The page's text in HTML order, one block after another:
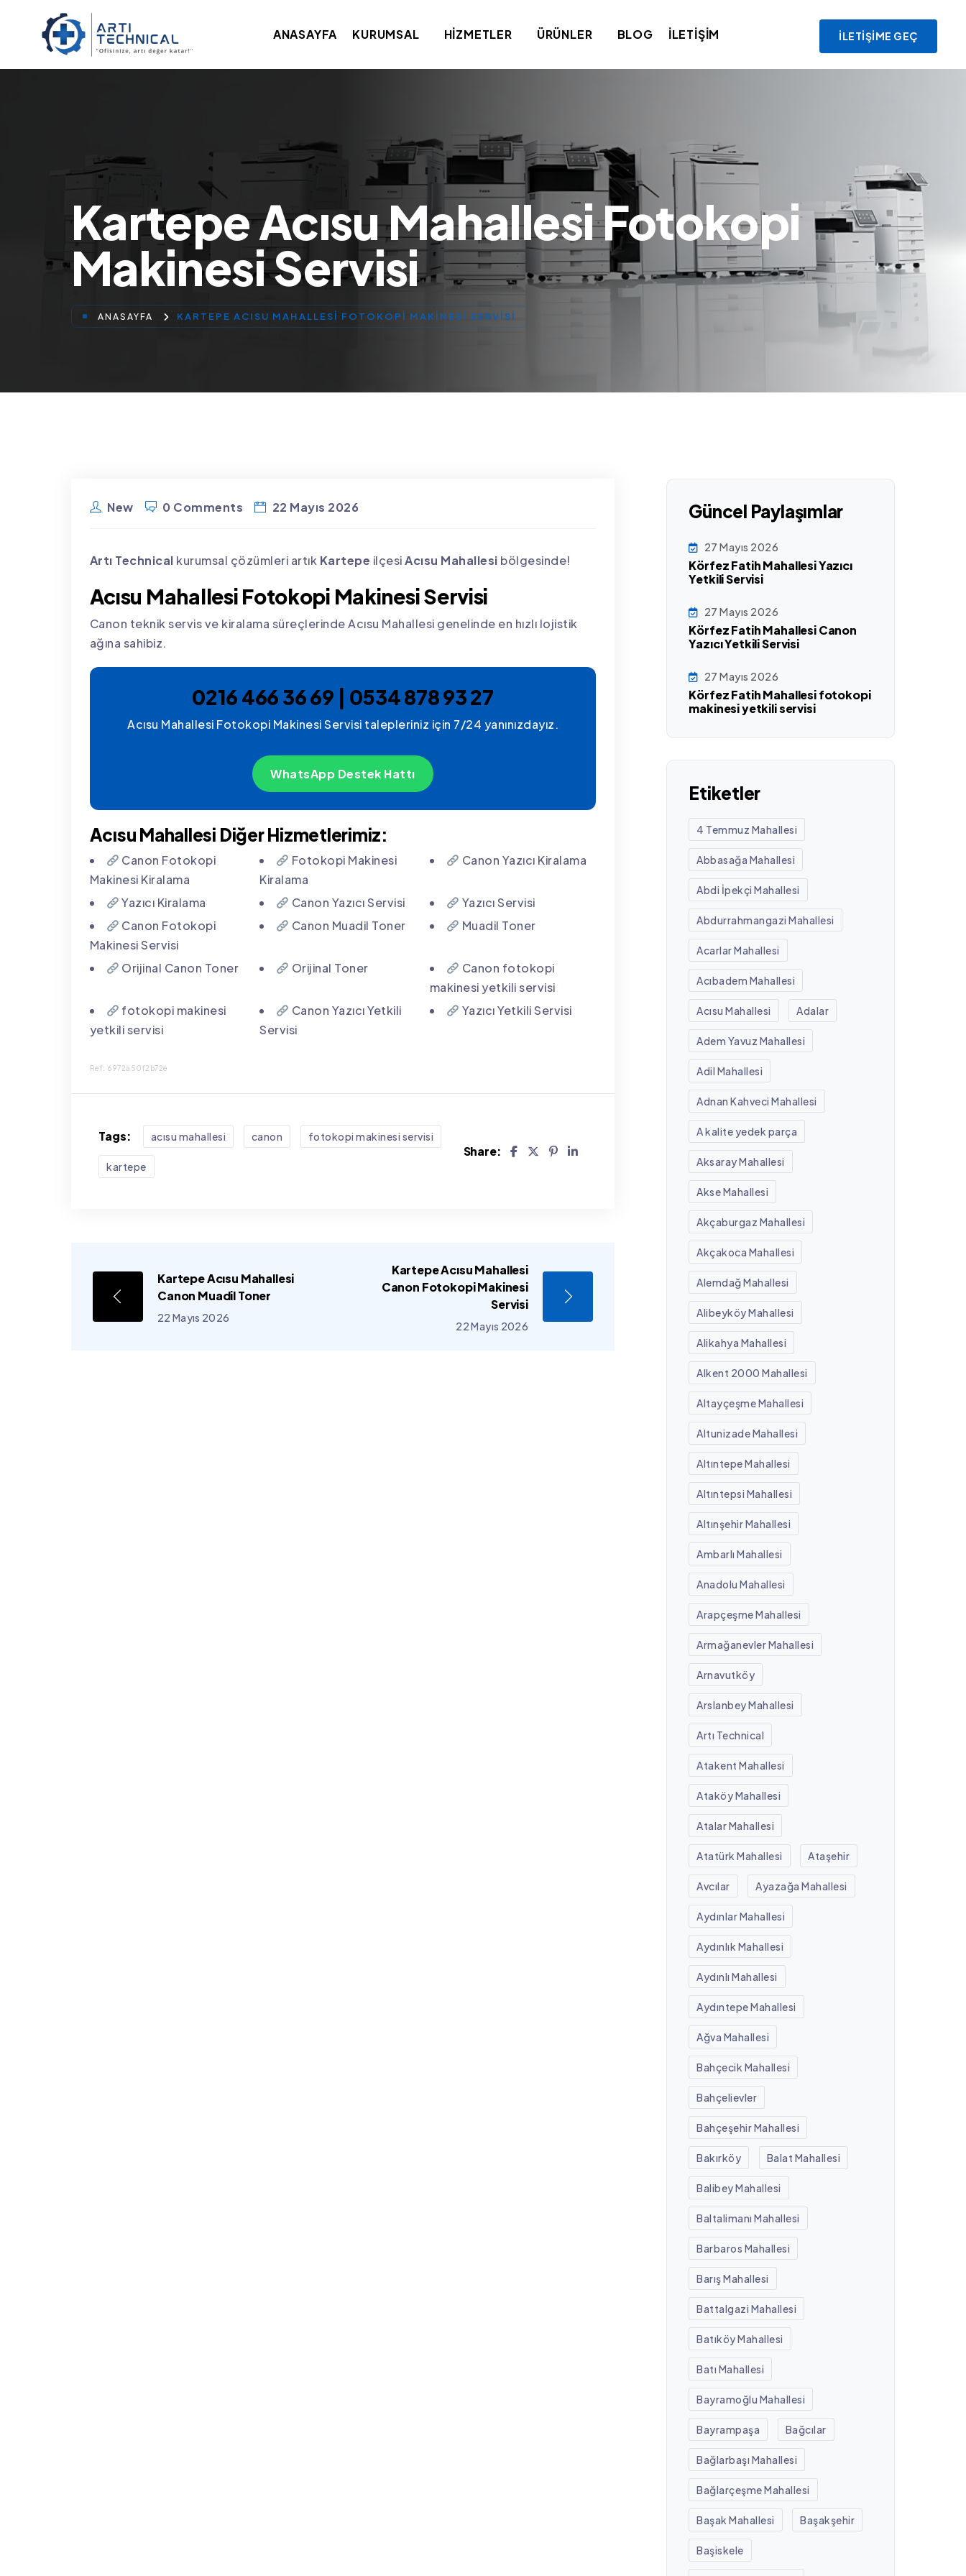
ANASAYFA KURUMSAL HIZMETLER ÜRÜNLER BLOG İLETIŞIM İLETIŞIME GEÇ
Kartepe Acısu Mahallesi Fotokopi
Makinesi Servisi
ANASAYFA KARTEPE ACISU MAHALLESI FOTOKOPI MAKINESI SERVISI
New 0 Comments 22 Mayıs 2026
Artı Technical kurumsal çözümleri artık Kartepe ilçesiAcısu Mahallesi bölgesinde!
Acısu Mahallesi Fotokopi Makinesi Servisi
Canon teknik servis ve kiralama süreçlerinde Acısu Mahallesi genelinde en hızlı lojistik
ağına sahibiz.
0216 466 36 69 | 0534 878 93 27
Acısu Mahallesi Fotokopi Makinesi Servisi talepleriniz için 7/24 yanınızdayız.
WhatsApp Destek Hattı
Acısu Mahallesi Diğer Hizmetlerimiz:
Canon Fotokopi
Makinesi Kiralama
Fotokopi Makinesi
Kiralama
Canon Yazıcı Kiralama
Yazıcı Kiralama Canon Yazıcı Servisi
Yazıcı Servisi
Canon Fotokopi
Makinesi Servisi
Canon Muadil Toner Muadil Toner
Orijinal Canon Toner Orijinal Toner
Canon fotokopi
makinesi yetkili servisi
fotokopi makinesi
yetkili servisi
Canon Yazıcı Yetkili
Servisi
Yazıcı Yetkili Servisi
Ref: 6972a50f2b72e
Tags: acısu mahallesi canon fotokopi makinesi servisi
kartepe
Share:
Kartepe Acısu Mahallesi
Canon Muadil Toner
22 Mayıs 2026
Kartepe Acısu Mahallesi
Canon Fotokopi Makinesi
Servisi
22 Mayıs 2026
Güncel Paylaşımlar
27 Mayıs 2026
Körfez Fatih Mahallesi Yazıcı
Yetkili Servisi
27 Mayıs 2026
Körfez Fatih Mahallesi Canon
Yazıcı Yetkili Servisi
27 Mayıs 2026
Körfez Fatih Mahallesi fotokopi
makinesi yetkili servisi
Etiketler
4 Temmuz Mahallesi
Abbasağa Mahallesi
Abdi İpekçi Mahallesi
Abdurrahmangazi Mahallesi
Acarlar Mahallesi
Acıbadem Mahallesi
Acısu Mahallesi Adalar
Adem Yavuz Mahallesi
Adil Mahallesi
Adnan Kahveci Mahallesi
A kalite yedek parça
Aksaray Mahallesi
Akse Mahallesi
Akçaburgaz Mahallesi
Akçakoca Mahallesi
Alemdağ Mahallesi
Alibeyköy Mahallesi
Alikahya Mahallesi
Alkent 2000 Mahallesi
Altayçeşme Mahallesi
Altunizade Mahallesi
Altıntepe Mahallesi
Altıntepsi Mahallesi
Altınşehir Mahallesi
Ambarlı Mahallesi
Anadolu Mahallesi
Arapçeşme Mahallesi
Armağanevler Mahallesi
Arnavutköy
Arslanbey Mahallesi
Artı Technical
Atakent Mahallesi
Ataköy Mahallesi
Atalar Mahallesi
Atatürk Mahallesi Ataşehir
Avcılar Ayazağa Mahallesi
Aydınlar Mahallesi
Aydınlık Mahallesi
Aydınlı Mahallesi
Aydıntepe Mahallesi
Ağva Mahallesi
Bahçecik Mahallesi
Bahçelievler
Bahçeşehir Mahallesi
Bakırköy Balat Mahallesi
Balibey Mahallesi
Baltalimanı Mahallesi
Barbaros Mahallesi
Barış Mahallesi
Battalgazi Mahallesi
Batıköy Mahallesi
Batı Mahallesi
Bayramoğlu Mahallesi
Bayrampaşa Bağcılar
Bağlarbaşı Mahallesi
Bağlarçeşme Mahallesi
Başak Mahallesi Başakşehir
Başiskele